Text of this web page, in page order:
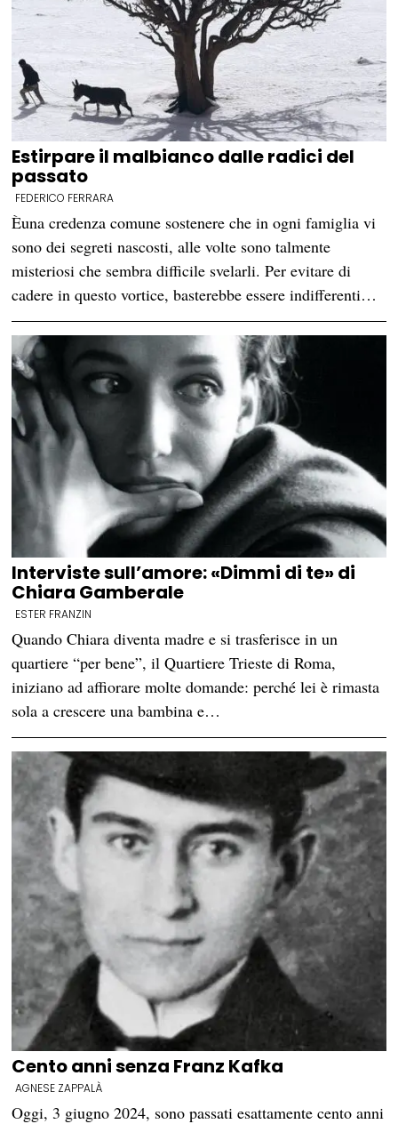
Estirpare il malbianco dalle radici del
passato
FEDERICO FERRARA
Èuna credenza comune sostenere che in ogni famiglia vi
sono dei segreti nascosti, alle volte sono talmente
misteriosi che sembra difficile svelarli. Per evitare di
cadere in questo vortice, basterebbe essere indifferenti…
Interviste sull’amore: «Dimmi di te» di
Chiara Gamberale
ESTER FRANZIN
Quando Chiara diventa madre e si trasferisce in un
quartiere “per bene”, il Quartiere Trieste di Roma,
iniziano ad affiorare molte domande: perché lei è rimasta
sola a crescere una bambina e…
Cento anni senza Franz Kafka
AGNESE ZAPPALÀ
Oggi, 3 giugno 2024, sono passati esattamente cento anni